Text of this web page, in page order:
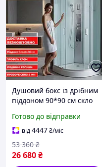
Душовий бокс із дрібним
піддоном 90*90 см скло
90 дрібний
Готово до відправки
від4447₴/міс
26 680₴
53 360 ₴